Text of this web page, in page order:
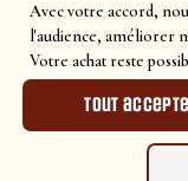
Avec votre accord,
l'audience, améliorer
Votre achat reste
Tout